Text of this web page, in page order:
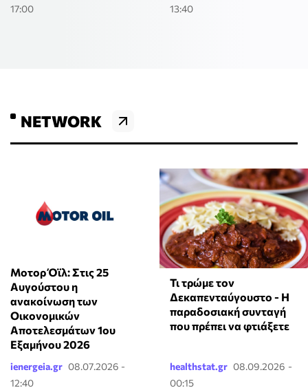
17:00
13:40
NETWORK
Μοτορ Όϊλ: Στις 25
Αυγούστου η
ανακοίνωση των
Οικονομικών
Αποτελεσμάτων 1ου
Εξαμήνου 2026
ienergeia.gr 08.07.2026 -
12:40
Τι τρώμε τον
Δεκαπενταύγουστο - Η
παραδοσιακή συνταγή
που πρέπει να φτιάξετε
healthstat.gr 08.09.2026 -
00:15